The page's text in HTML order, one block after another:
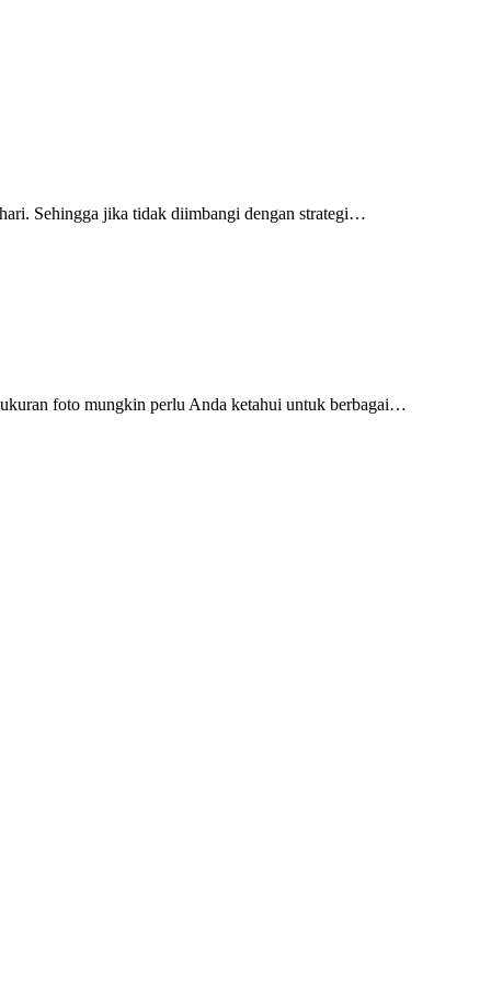
Sehingga jika tidak diimbangi dengan strategi…
foto mungkin perlu Anda ketahui untuk berbagai…